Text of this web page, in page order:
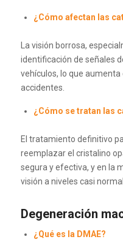
¿Cómo afectan las
La visión borrosa,
identificación de señales
vehículos, lo que
accidentes.
¿Cómo se tratan las
El tratamiento definitivo
reemplazar el cristalino
segura y efectiva, y en la
visión a niveles casi
Degeneración
¿Qué es la DMAE?